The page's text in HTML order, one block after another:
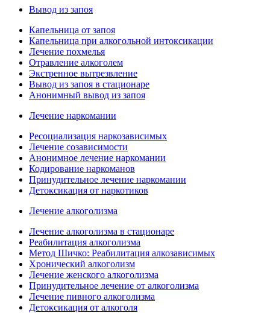
Вывод из запоя
Капельница от запоя
Капельница при алкогольной интоксикации
Лечение похмелья
Отравление алкоголем
Экстренное вытрезвление
Вывод из запоя в стационаре
Анонимный вывод из запоя
Лечение наркомании
Ресоциализация наркозависимых
Лечение созависимости
Анонимное лечение наркомании
Кодирование наркоманов
Принудительное лечение наркомании
Детоксикация от наркотиков
Лечение алкоголизма
Лечение алкоголизма в стационаре
Реабилитация алкоголизма
Метод Шичко: Реабилитация алкозависимых
Хронический алкоголизм
Лечение женского алкоголизма
Принудительное лечение от алкоголизма
Лечение пивного алкоголизма
Детоксикация от алкоголя